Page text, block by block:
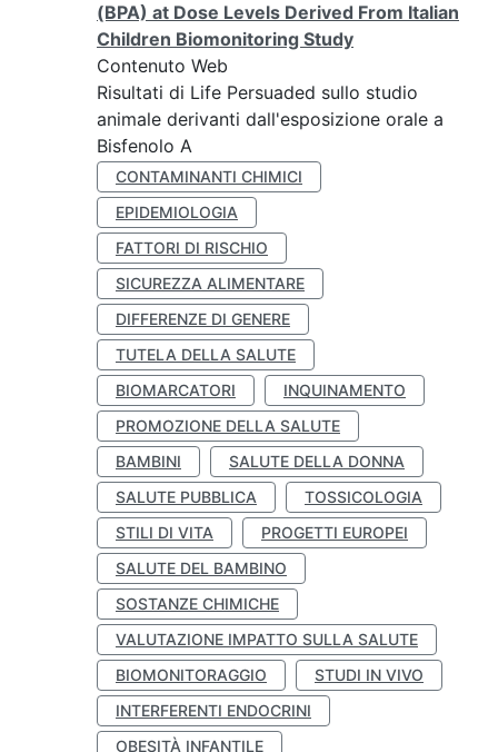
(BPA) at Dose Levels Derived From Italian
Children Biomonitoring Study
Contenuto Web
Risultati di Life Persuaded sullo studio
animale derivanti dall'esposizione orale a
Bisfenolo A
CONTAMINANTI CHIMICI
EPIDEMIOLOGIA
FATTORI DI RISCHIO
SICUREZZA ALIMENTARE
DIFFERENZE DI GENERE
TUTELA DELLA SALUTE
BIOMARCATORI
INQUINAMENTO
PROMOZIONE DELLA SALUTE
BAMBINI
SALUTE DELLA DONNA
SALUTE PUBBLICA
TOSSICOLOGIA
STILI DI VITA
PROGETTI EUROPEI
SALUTE DEL BAMBINO
SOSTANZE CHIMICHE
VALUTAZIONE IMPATTO SULLA SALUTE
BIOMONITORAGGIO
STUDI IN VIVO
INTERFERENTI ENDOCRINI
OBESITÀ INFANTILE